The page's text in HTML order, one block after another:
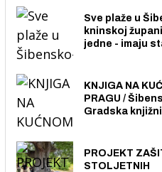
loži
Sve plaže u
kninskoj
jedne - imaju
općoj upotrebi.
je slobodan i
za sve
KNJIGA NA
PRAGU /
Gradska
knjiga na kućnu
električnim
PROJEKT
STOLJETNIH